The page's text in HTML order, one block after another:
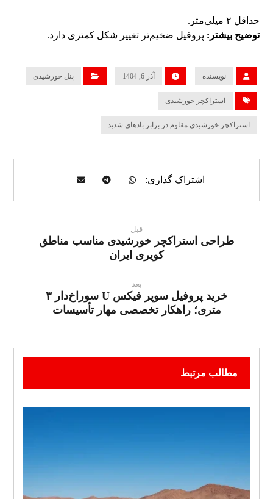
حداقل ۲ میلی‌متر.
توضیح بیشتر: پروفیل ضخیم‌تر تغییر شکل کمتری دارد.
نویسنده آذر 6, 1404 پنل خورشیدی
استراکچر خورشیدی
استراکچر خورشیدی مقاوم در برابر بادهای شدید
قبل
طراحی استراکچر خورشیدی مناسب مناطق
کویری ایران
بعد
خرید پروفیل سوپر فیکس U سوراخ‌دار ۳
متری؛ راهکار تخصصی مهار تأسیسات
مطالب مرتبط